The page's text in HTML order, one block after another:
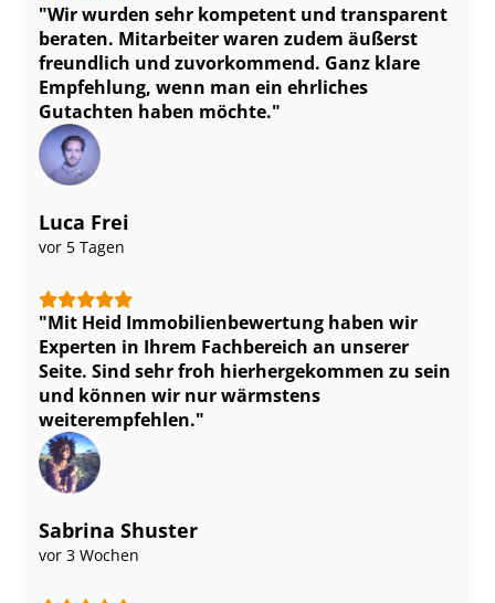
Wir wurden sehr kompetent und transparent
beraten. Mitarbeiter waren zudem äußerst
freundlich und zuvorkommend. Ganz klare
Empfehlung, wenn man ein ehrliches
Gutachten haben möchte.
Luca Frei
vor 5 Tagen
Mit Heid Im­mo­bi­li­en­be­wer­tung haben wir
Experten in Ihrem Fachbereich an unserer
Seite. Sind sehr froh hierhergekommen zu sein
und können wir nur wärmstens
weiterempfehlen.
Sabrina Shuster
vor 3 Wochen